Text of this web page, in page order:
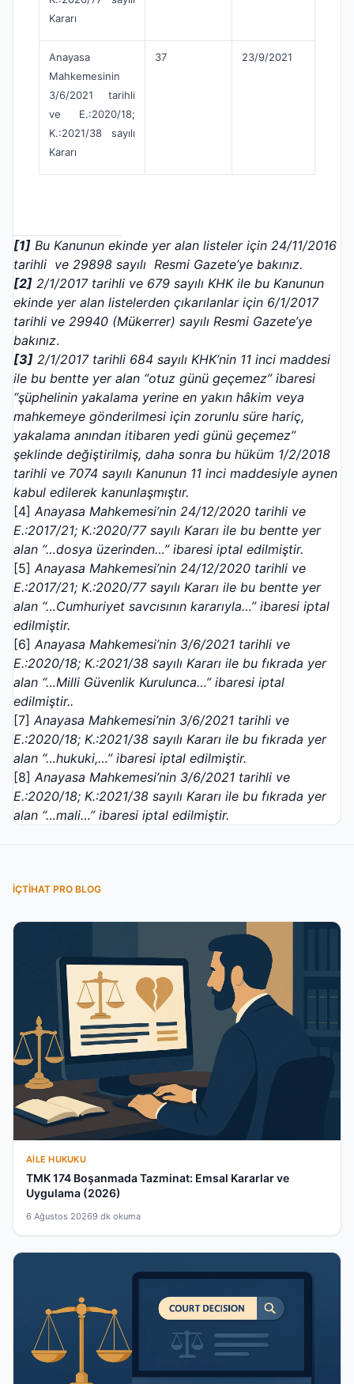
Kararı
Anayasa
Mahkemesinin
3/6/2021 tarihli
ve E.:2020/18;
K.:2021/38 sayılı
Kararı
37 23/9/2021
[1] Bu Kanunun ekinde yer alan listeler için 24/11/2016
tarihli ve 29898 sayılı Resmi Gazete’ye bakınız.
[2] 2/1/2017 tarihli ve 679 sayılı KHK ile bu Kanunun
ekinde yer alan listelerden çıkarılanlar için 6/1/2017
tarihli ve 29940 (Mükerrer) sayılı Resmi Gazete’ye
bakınız.
[3] 2/1/2017 tarihli 684 sayılı KHK’nin 11 inci maddesi
ile bu bentte yer alan “otuz günü geçemez” ibaresi
“şüphelinin yakalama yerine en yakın hâkim veya
mahkemeye gönderilmesi için zorunlu süre hariç,
yakalama anından itibaren yedi günü geçemez”
şeklinde değiştirilmiş, daha sonra bu hüküm 1/2/2018
tarihli ve 7074 sayılı Kanunun 11 inci maddesiyle aynen
kabul edilerek kanunlaşmıştır.
[4] Anayasa Mahkemesi’nin 24/12/2020 tarihli ve
E.:2017/21; K.:2020/77 sayılı Kararı ile bu bentte yer
alan “…dosya üzerinden…” ibaresi iptal edilmiştir.
[5] Anayasa Mahkemesi’nin 24/12/2020 tarihli ve
E.:2017/21; K.:2020/77 sayılı Kararı ile bu bentte yer
alan “…Cumhuriyet savcısının kararıyla…” ibaresi iptal
edilmiştir.
[6] Anayasa Mahkemesi’nin 3/6/2021 tarihli ve
E.:2020/18; K.:2021/38 sayılı Kararı ile bu fıkrada yer
alan “…Milli Güvenlik Kurulunca…” ibaresi iptal
edilmiştir..
[7] Anayasa Mahkemesi’nin 3/6/2021 tarihli ve
E.:2020/18; K.:2021/38 sayılı Kararı ile bu fıkrada yer
alan “…hukuki,…” ibaresi iptal edilmiştir.
[8] Anayasa Mahkemesi’nin 3/6/2021 tarihli ve
E.:2020/18; K.:2021/38 sayılı Kararı ile bu fıkrada yer
alan “…mali…” ibaresi iptal edilmiştir.
İÇTIHAT PRO BLOG
AILE HUKUKU
TMK 174 Boşanmada Tazminat: Emsal Kararlar ve
Uygulama (2026)
6 Ağustos 20269 dk okuma